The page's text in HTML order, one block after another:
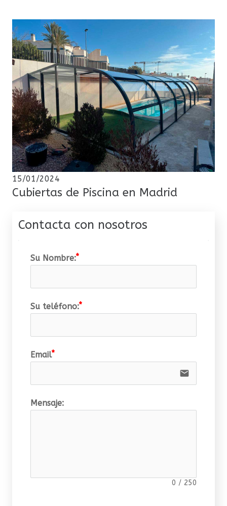
15/01/2024
Cubiertas de Piscina en Madrid
Contacta con nosotros
Su Nombre:
Su teléfono:
Email
email
Mensaje:
0 / 250